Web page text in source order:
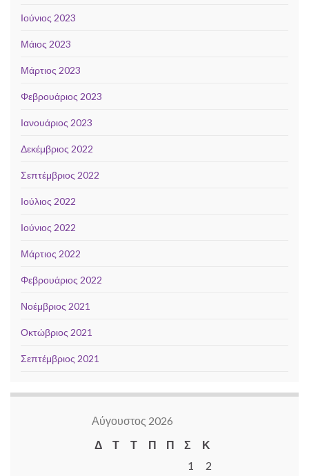
Ιούνιος 2023
Μάιος 2023
Μάρτιος 2023
Φεβρουάριος 2023
Ιανουάριος 2023
Δεκέμβριος 2022
Σεπτέμβριος 2022
Ιούλιος 2022
Ιούνιος 2022
Μάρτιος 2022
Φεβρουάριος 2022
Νοέμβριος 2021
Οκτώβριος 2021
Σεπτέμβριος 2021
Αύγουστος 2026
Δ
Τ Τ Π Π Σ
Κ
1
2